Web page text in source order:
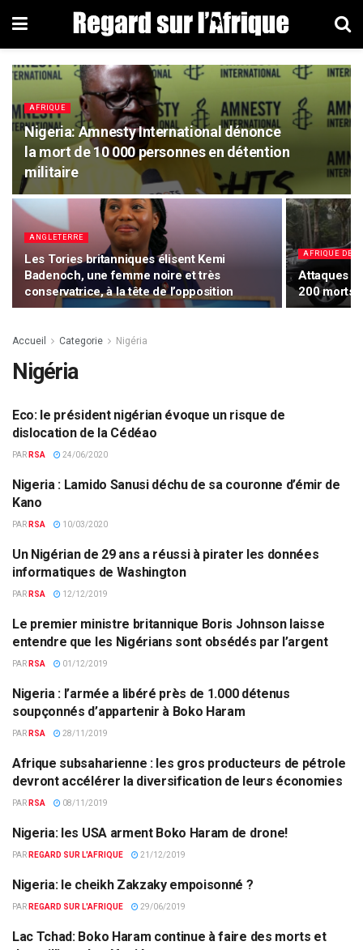
AFRIQUE
Nigeria: Amnesty International dénonce
la mort de 10 000 personnes en détention
militaire
ANGLETERRE
Les Tories britanniques élisent Kemi
Badenoch, une femme noire et très
conservatrice, à la tête de l’opposition
AFRIQUE DE
Attaques
200 morts
Accueil Categorie Nigéria
Nigéria
BCEAO
Eco: le président nigérian évoque un risque de
dislocation de la Cédéao
PAR RSA 24/06/2020
NIGÉRIA
Nigeria : Lamido Sanusi déchu de sa couronne d’émir de
Kano
PAR RSA 10/03/2020
AFRIQUE DE L'OUEST
Un Nigérian de 29 ans a réussi à pirater les données
informatiques de Washington
PAR RSA 12/12/2019
AFRIQUE DE L'OUEST
Le premier ministre britannique Boris Johnson laisse
entendre que les Nigérians sont obsédés par l’argent
PAR RSA 01/12/2019
AFRIQUE DE L'OUEST
Nigeria : l’armée a libéré près de 1.000 détenus
soupçonnés d’appartenir à Boko Haram
PAR RSA 28/11/2019
AFRIQUE
Afrique subsaharienne : les gros producteurs de pétrole
devront accélérer la diversification de leurs économies
PAR RSA 08/11/2019
ACTUALITÉS PAR PAYS
Nigeria: les USA arment Boko Haram de drone!
PAR REGARD SUR L'AFRIQUE 21/12/2019
ACTUALITÉS PAR PAYS
Nigeria: le cheikh Zakzaky empoisonné ?
PAR REGARD SUR L'AFRIQUE 29/06/2019
ACTUALITÉS PAR PAYS
Lac Tchad: Boko Haram continue à faire des morts et